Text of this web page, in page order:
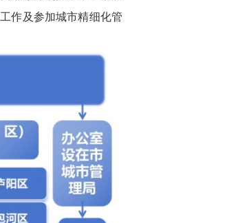
作及参加城市精细化管